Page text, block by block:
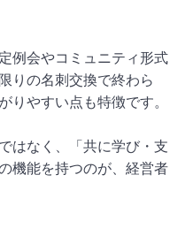
例会やコミュニティ形式
りの名刺交換で終わら
りやすい点も特徴です。
はなく、「共に学び・支
機能を持つのが、経営者